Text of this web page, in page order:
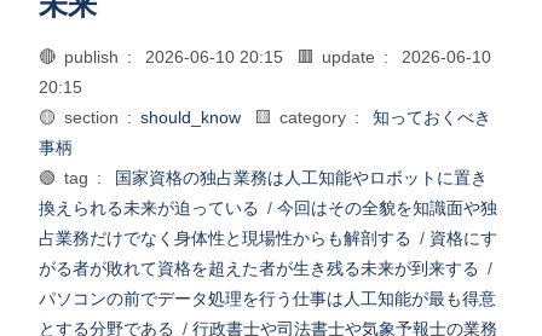
🔴 publish : 2026-06-10 20:15 🟥 update :
2026-06-10
20:15
🟡 section : should_know 🟨 category :
知っておくべき
事柄
🟢 tag :
国家資格の独占業務は人工知能やロボットに置き
換えられる未来が迫っている / 今回はその全貌を知識面や独
占業務だけでなく身体性と現場性からも解剖する / 資格にす
がる者が敗れて資格を超えた者が生き残る未来が到来する /
パソコンの前でデータ処理を行う仕事は人工知能が最も得意
とする分野である / 行政書士や司法書士や気象予報士の業務